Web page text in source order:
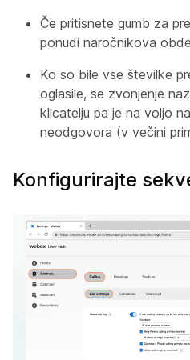
Če pritisnete gumb za
ponudi naročnikova
Ko so bile vse številke
oglasile, se zvonjenje
klicatelju pa je na voljo
neodgovora (v večini
Konfigurirajte